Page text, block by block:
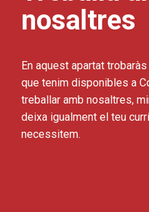
nosaltres
En aquest apartat
que tenim disponibles a
treballar amb nosaltres,
deixa igualment el teu
necessitem.